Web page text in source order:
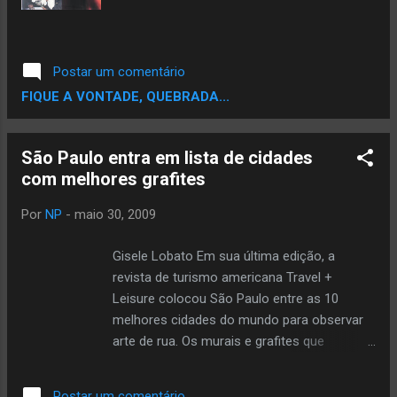
Postar um comentário
FIQUE A VONTADE, QUEBRADA...
São Paulo entra em lista de cidades
com melhores grafites
Por NP - maio 30, 2009
Gisele Lobato Em sua última edição, a
revista de turismo americana Travel +
Leisure colocou São Paulo entre as 10
melhores cidades do mundo para observar
arte de rua. Os murais e grafites que